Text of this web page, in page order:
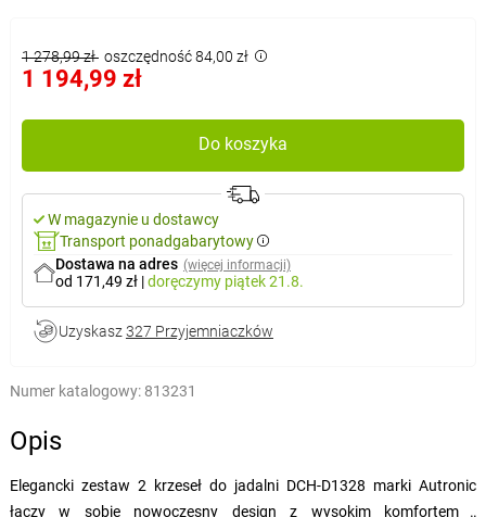
1 278,99 zł oszczędność 84,00 zł
1 194,99 zł
Do koszyka
W magazynie u dostawcy
Transport ponadgabarytowy
Dostawa na adres (więcej informacji)
od 171,49 zł |doręczymy piątek 21.8.
Uzyskasz 327 Przyjemniaczków
Numer katalogowy: 813231
Opis
Elegancki zestaw 2 krzeseł do jadalni DCH-D1328 marki Autronic
łączy w sobie nowoczesny design z wysokim komfortem i